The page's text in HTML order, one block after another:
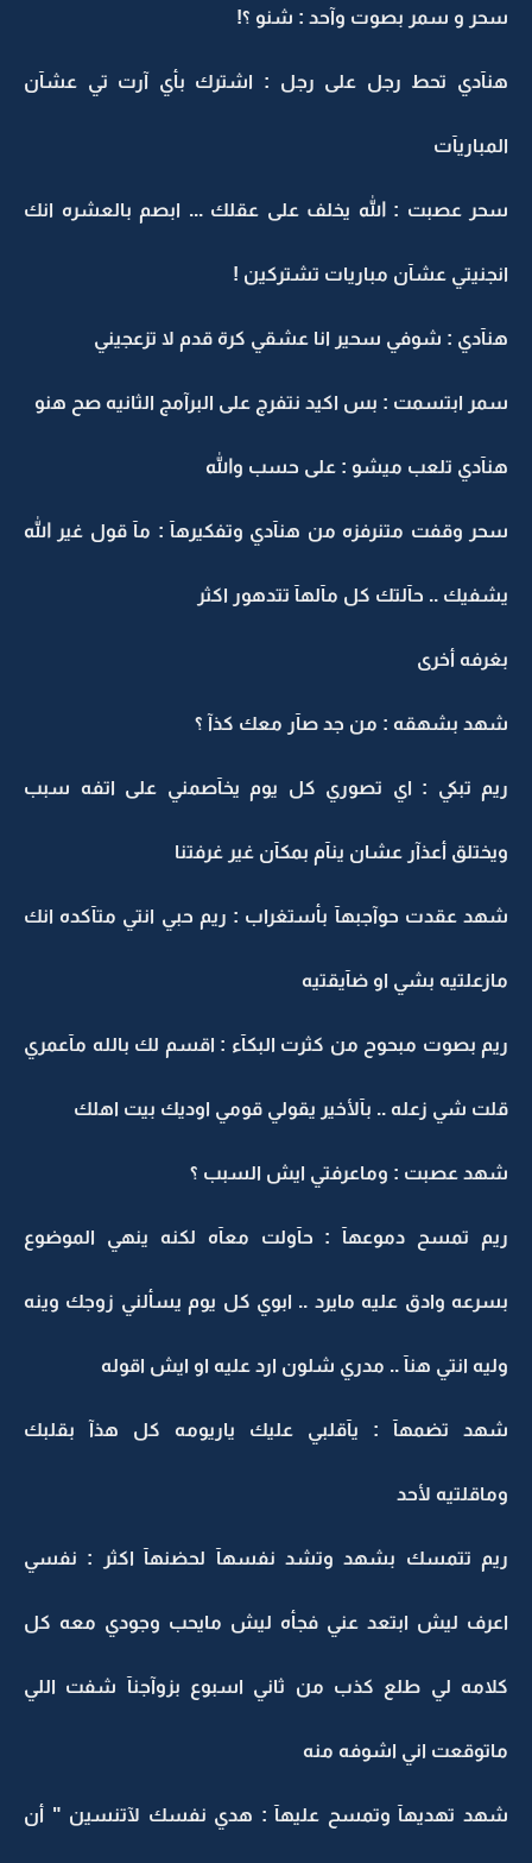
سحر و سمر بصوت وآحد : شنو ؟!
هنآدي تحط رجل على رجل : اشترك بأي آرت تي عشآن
المباريآت
سحر عصبت : الله يخلف على عقلك ... ابصم بالعشره انك
انجنيتي عشآن مباريات تشتركين !
هنآدي : شوفي سحير انا عشقي كرة قدم لا تزعجيني
سمر ابتسمت : بس اكيد نتفرج على البرآمج الثانيه صح هنو
هنآدي تلعب ميشو : على حسب والله
سحر وقفت متنرفزه من هنآدي وتفكيرهآ : مآ قول غير الله
يشفيك .. حآلتك كل مآلهآ تتدهور اكثر
بغرفه أخرى
شهد بشهقه : من جد صآر معك كذآ ؟
ريم تبكي : اي تصوري كل يوم يخآصمني على اتفه سبب
ويختلق أعذآر عشان ينآم بمكآن غير غرفتنا
شهد عقدت حوآجبهآ بأستغراب : ريم حبي انتي متآكده انك
مازعلتيه بشي او ضآيقتيه
ريم بصوت مبحوح من كثرت البكآء : اقسم لك بالله مآعمري
قلت شي زعله .. بآلأخير يقولي قومي اوديك بيت اهلك
شهد عصبت : وماعرفتي ايش السبب ؟
ريم تمسح دموعهآ : حآولت معآه لكنه ينهي الموضوع
بسرعه وادق عليه مايرد .. ابوي كل يوم يسألني زوجك وينه
وليه انتي هنآ .. مدري شلون ارد عليه او ايش اقوله
شهد تضمهآ : يآقلبي عليك ياريومه كل هذآ بقلبك
وماقلتيه لأحد
ريم تتمسك بشهد وتشد نفسهآ لحضنهآ اكثر : نفسي
اعرف ليش ابتعد عني فجأه ليش مايحب وجودي معه كل
كلامه لي طلع كذب من ثاني اسبوع بزوآجنآ شفت اللي
ماتوقعت اني اشوفه منه
شهد تهديهآ وتمسح عليهآ : هدي نفسك لآتنسين " أن